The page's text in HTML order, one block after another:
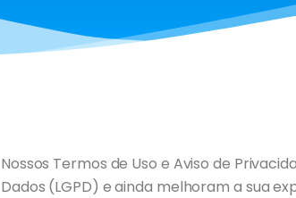
Nossos Termos de Uso e Aviso de
Dados (LGPD) e ainda melhoram a sua